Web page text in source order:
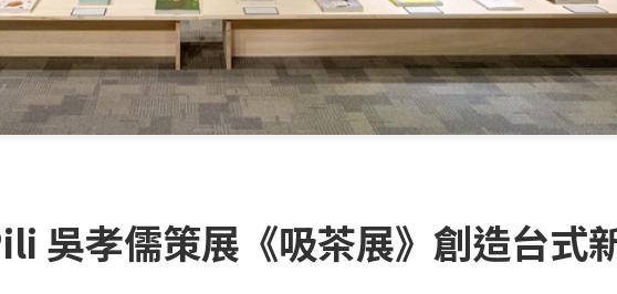
吳孝儒策展《吸茶展》創造台式